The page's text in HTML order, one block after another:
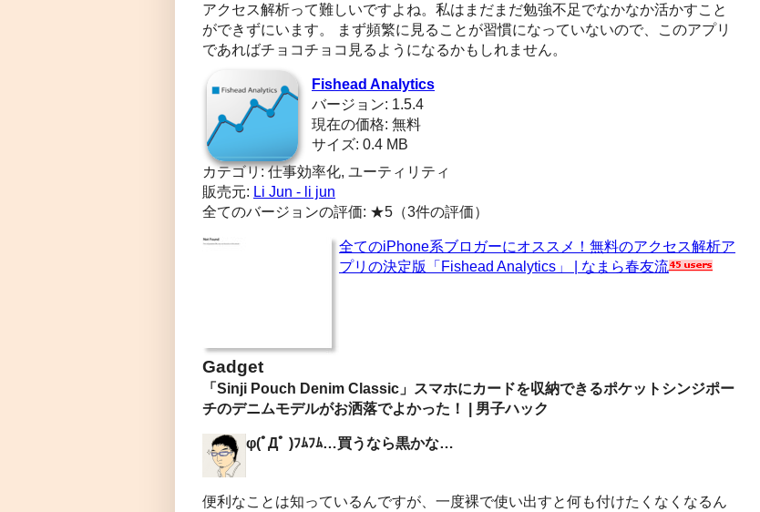
アクセス解析って難しいですよね。私はまだまだ勉強不足でなかなか活かすこと
ができずにいます。 まず頻繁に見ることが習慣になっていないので、このアプリ
であればチョコチョコ見るようになるかもしれません。
Fishead Analytics
バージョン: 1.5.4
現在の価格: 無料
サイズ: 0.4 MB
カテゴリ: 仕事効率化, ユーティリティ
販売元: Li Jun - li jun
全てのバージョンの評価: ★5（3件の評価）
全てのiPhone系ブロガーにオススメ！無料のアクセス解析ア
プリの決定版「Fishead Analytics」 | なまら春友流
Gadget
「Sinji Pouch Denim Classic」スマホにカードを収納できるポケットシンジポー
チのデニムモデルがお洒落でよかった！ | 男子ハック
φ(ﾟДﾟ )ﾌﾑﾌﾑ…買うなら黒かな…
便利なことは知っているんですが、一度裸で使い出すと何も付けたくなくなるん